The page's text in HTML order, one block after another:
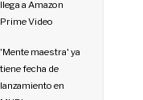
llega a Amazon
Prime Video
'Mente maestra' ya
tiene fecha de
lanzamiento en